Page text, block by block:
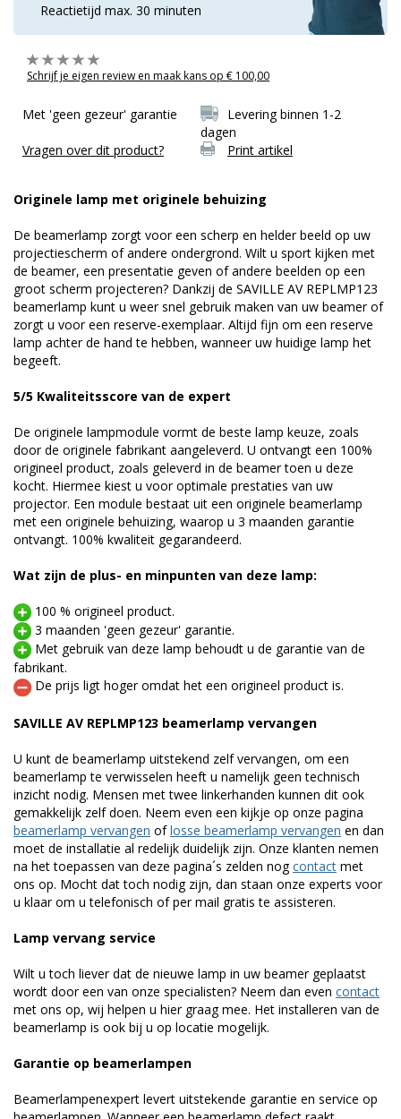
Reactietijd max. 30 minuten
Schrijf je eigen review en maak kans op € 100,00
Met 'geen gezeur' garantie
Levering binnen 1-2
dagen
Vragen over dit product?
Print artikel
Originele lamp met originele behuizing
De beamerlamp zorgt voor een scherp en helder beeld op uw
projectiescherm of andere ondergrond. Wilt u sport kijken met
de beamer, een presentatie geven of andere beelden op een
groot scherm projecteren? Dankzij de SAVILLE AV REPLMP123
beamerlamp kunt u weer snel gebruik maken van uw beamer of
zorgt u voor een reserve-exemplaar. Altijd fijn om een reserve
lamp achter de hand te hebben, wanneer uw huidige lamp het
begeeft.
5/5 Kwaliteitsscore van de expert
De originele lampmodule vormt de beste lamp keuze, zoals
door de originele fabrikant aangeleverd. U ontvangt een 100%
origineel product, zoals geleverd in de beamer toen u deze
kocht. Hiermee kiest u voor optimale prestaties van uw
projector. Een module bestaat uit een originele beamerlamp
met een originele behuizing, waarop u 3 maanden garantie
ontvangt. 100% kwaliteit gegarandeerd.
Wat zijn de plus- en minpunten van deze lamp:
100 % origineel product.
3 maanden 'geen gezeur' garantie.
Met gebruik van deze lamp behoudt u de garantie van de
fabrikant.
De prijs ligt hoger omdat het een origineel product is.
SAVILLE AV REPLMP123 beamerlamp vervangen
U kunt de beamerlamp uitstekend zelf vervangen, om een
beamerlamp te verwisselen heeft u namelijk geen technisch
inzicht nodig. Mensen met twee linkerhanden kunnen dit ook
gemakkelijk zelf doen. Neem even een kijkje op onze pagina
beamerlamp vervangen oflosse beamerlamp vervangen en dan
moet de installatie al redelijk duidelijk zijn. Onze klanten nemen
na het toepassen van deze pagina´s zelden nogcontact met
ons op. Mocht dat toch nodig zijn, dan staan onze experts voor
u klaar om u telefonisch of per mail gratis te assisteren.
Lamp vervang service
Wilt u toch liever dat de nieuwe lamp in uw beamer geplaatst
wordt door een van onze specialisten? Neem dan even contact
met ons op, wij helpen u hier graag mee. Het installeren van de
beamerlamp is ook bij u op locatie mogelijk.
Garantie op beamerlampen
Beamerlampenexpert levert uitstekende garantie en service op